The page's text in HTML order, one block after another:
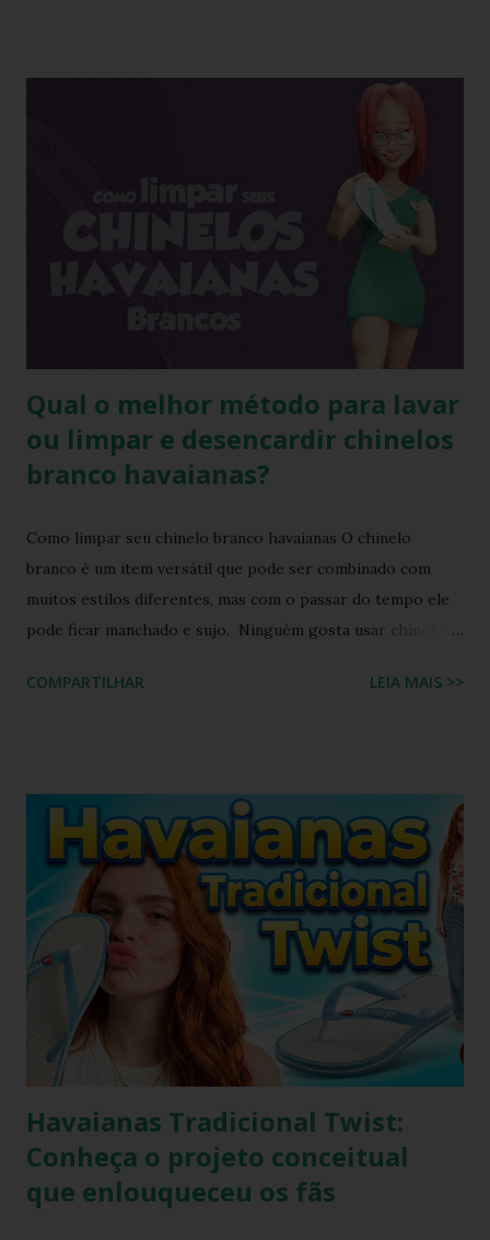
uma marca frequentemente associada ao estilo de vida
descontraído e ao clima quente. Além dos chinelos, a marca
também oferece bolsas, mochilas e acessórios, solidificando
sua presença na moda e na cultura popular. A Havaianas tem
colaborado com diversas marcas e celebridades ao longo
dos anos, criando coleções limitadas e edições especiais de
de responsabilidade social e ambiental, a havaianas
Qual o melhor método para lavar
ou limpar e desencardir chinelos
branco havaianas?
Como limpar seu chinelo branco havaianas O chinelo
branco é um item versátil que pode ser combinado com
muitos estilos diferentes, mas com o passar do tempo ele
pode ficar manchado e sujo. Ninguém gosta usar chinelo
branca ou alguma cor clara, principalmente os chinelos
que um look com chinelo, não é mesmo? Não se preocupe,
existem ótimas técnicas que você pode usar para limpar e
deixar seu chinelo branco brilhando novamente. Aprenda
como fazer isso agora mesmo! Um chinelo que combina
muito bem com peças jeans é o chinelo havaianas modelo
tradicional, o modelo bicolor da havaianas. Principalmente o
modelo na versão branco e azul claro. Como manter
havaianas branca O chinelo branco é uma peça elegante que
combina com quase tudo, mas precisa de um pouco de ...
COMPARTILHAR LEIA MAIS >>
Havaianas Tradicional Twist:
Conheça o projeto conceitual
que enlouqueceu os fãs